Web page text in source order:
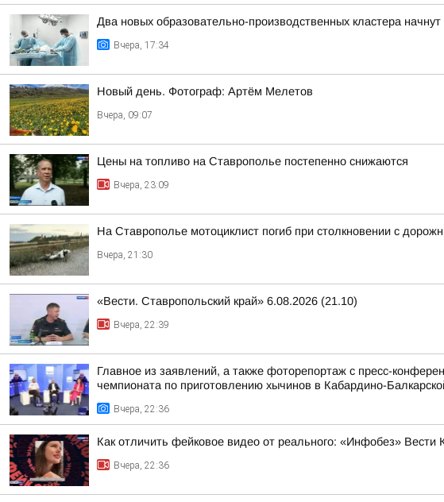
Два новых образовательно-производственных кластера
Вчера, 17:34
Новый день. Фотограф: Артём Мелетов
Вчера, 09:07
Цены на топливо на Ставрополье постепенно снижаются
Вчера, 23:09
На Ставрополье мотоциклист погиб при столкновении с
Вчера, 21:30
«Вести. Ставропольский край» 6.08.2026 (21.10)
Вчера, 22:39
Главное из заявлений, а также фоторепортаж с пресс-
чемпионата по приготовлению хычинов в Кабардино-
Вчера, 22:36
Как отличить фейковое видео от реального: «Инфобез» Вести
Вчера, 22:36